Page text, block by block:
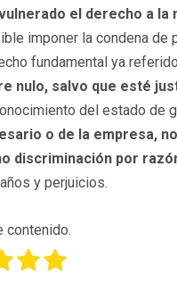
el derecho a
imponer la condena de
fundamental ya
nulo, salvo que esté
del estado de
o de la empresa,
discriminación por
y perjuicios.
contenido.